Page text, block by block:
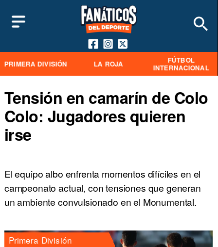
PRIMERA DIVISIÓN LA ROJA
FÚTBOL
INTERNACIONAL
Tensión en camarín de Colo
Colo: Jugadores quieren
irse
El equipo albo enfrenta momentos difíciles en el
campeonato actual, con tensiones que generan
un ambiente convulsionado en el Monumental.
Primera División